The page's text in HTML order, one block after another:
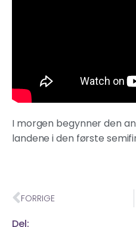
I morgen begynner den
landene i den første
FORRIGE
Del: